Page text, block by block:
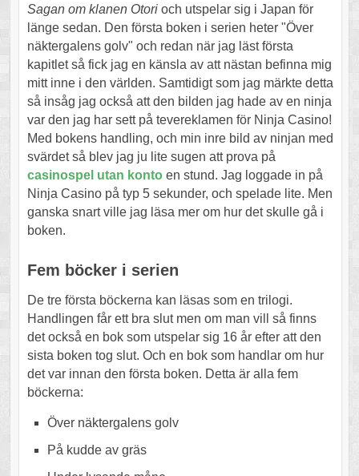
Sagan om klanen Otori och utspelar sig i Japan för
länge sedan. Den första boken i serien heter "Över
näktergalens golv" och redan när jag läst första
kapitlet så fick jag en känsla av att nästan befinna mig
mitt inne i den världen. Samtidigt som jag märkte detta
så insåg jag också att den bilden jag hade av en ninja
var den jag har sett på tevereklamen för Ninja Casino!
Med bokens handling, och min inre bild av ninjan med
svärdet så blev jag ju lite sugen att prova på
casinospel utan konto en stund. Jag loggade in på
Ninja Casino på typ 5 sekunder, och spelade lite. Men
ganska snart ville jag läsa mer om hur det skulle gå i
boken.
Fem böcker i serien
De tre första böckerna kan läsas som en trilogi.
Handlingen får ett bra slut men om man vill så finns
det också en bok som utspelar sig 16 år efter att den
sista boken tog slut. Och en bok som handlar om hur
det var innan den första boken. Detta är alla fem
böckerna:
Över näktergalens golv
På kudde av gräs